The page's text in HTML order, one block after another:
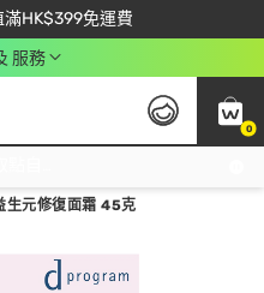
HK$399免運費
員盡享獨家優惠
輸入 NEWAPP 即減$50
服務
0
生元修復面霜 45克